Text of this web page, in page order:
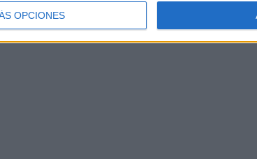
OPCIONES
Animal, de lo contrario la situación puede